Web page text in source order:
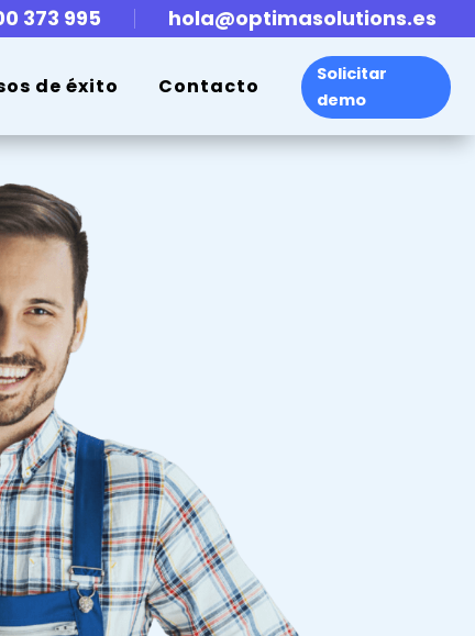
373 995 hola@optimasolutions.es
de éxito Contacto
Solicitar
demo